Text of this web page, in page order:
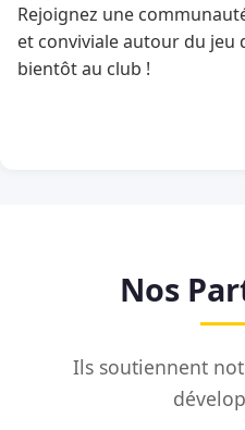
Rejoignez une
et conviviale autour du jeu
bientôt au club !
Nos
Ils soutiennent